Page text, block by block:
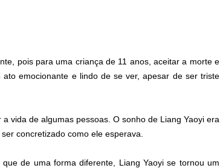
pois para uma criança de 11 anos, aceitar a morte e
emocionante e lindo de se ver, apesar de ser triste
vida de algumas pessoas. O sonho de Liang Yaoyi era
concretizado como ele esperava.
de uma forma diferente, Liang Yaoyi se tornou um